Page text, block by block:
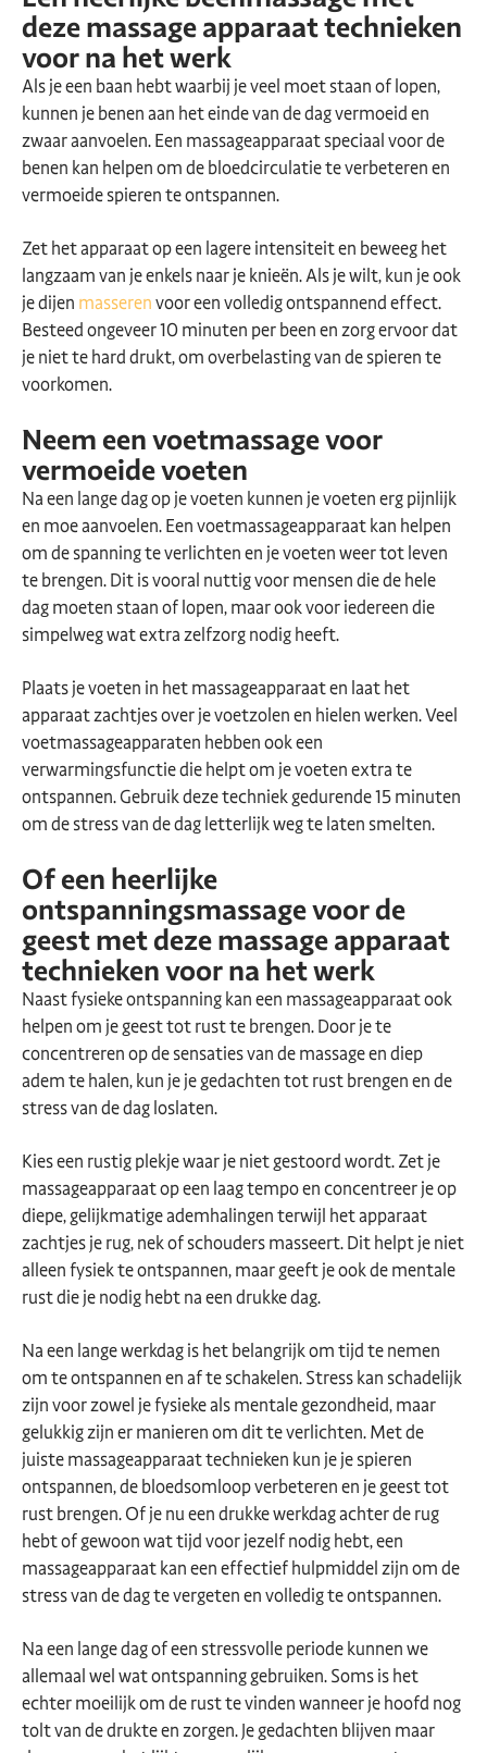
deze massage apparaat technieken
voor na het werk
Als je een baan hebt waarbij je veel moet staan of lopen,
kunnen je benen aan het einde van de dag vermoeid en
zwaar aanvoelen. Een massageapparaat speciaal voor de
benen kan helpen om de bloedcirculatie te verbeteren en
vermoeide spieren te ontspannen.
Zet het apparaat op een lagere intensiteit en beweeg het
langzaam van je enkels naar je knieën. Als je wilt, kun je ook
je dijen masserenvoor een volledig ontspannend effect.
Besteed ongeveer 10 minuten per been en zorg ervoor dat
je niet te hard drukt, om overbelasting van de spieren te
voorkomen.
Neem een voetmassage voor
vermoeide voeten
Na een lange dag op je voeten kunnen je voeten erg pijnlijk
en moe aanvoelen. Een voetmassageapparaat kan helpen
om de spanning te verlichten en je voeten weer tot leven
te brengen. Dit is vooral nuttig voor mensen die de hele
dag moeten staan of lopen, maar ook voor iedereen die
simpelweg wat extra zelfzorg nodig heeft.
Plaats je voeten in het massageapparaat en laat het
apparaat zachtjes over je voetzolen en hielen werken. Veel
voetmassageapparaten hebben ook een
verwarmingsfunctie die helpt om je voeten extra te
ontspannen. Gebruik deze techniek gedurende 15 minuten
om de stress van de dag letterlijk weg te laten smelten.
Of een heerlijke
ontspanningsmassage voor de
geest met deze massage apparaat
technieken voor na het werk
Naast fysieke ontspanning kan een massageapparaat ook
helpen om je geest tot rust te brengen. Door je te
concentreren op de sensaties van de massage en diep
adem te halen, kun je je gedachten tot rust brengen en de
stress van de dag loslaten.
Kies een rustig plekje waar je niet gestoord wordt. Zet je
massageapparaat op een laag tempo en concentreer je op
diepe, gelijkmatige ademhalingen terwijl het apparaat
zachtjes je rug, nek of schouders masseert. Dit helpt je niet
alleen fysiek te ontspannen, maar geeft je ook de mentale
rust die je nodig hebt na een drukke dag.
Na een lange werkdag is het belangrijk om tijd te nemen
om te ontspannen en af te schakelen. Stress kan schadelijk
zijn voor zowel je fysieke als mentale gezondheid, maar
gelukkig zijn er manieren om dit te verlichten. Met de
juiste massageapparaat technieken kun je je spieren
ontspannen, de bloedsomloop verbeteren en je geest tot
rust brengen. Of je nu een drukke werkdag achter de rug
hebt of gewoon wat tijd voor jezelf nodig hebt, een
massageapparaat kan een effectief hulpmiddel zijn om de
stress van de dag te vergeten en volledig te ontspannen.
Na een lange dag of een stressvolle periode kunnen we
allemaal wel wat ontspanning gebruiken. Soms is het
echter moeilijk om de rust te vinden wanneer je hoofd nog
tolt van de drukte en zorgen. Je gedachten blijven maar